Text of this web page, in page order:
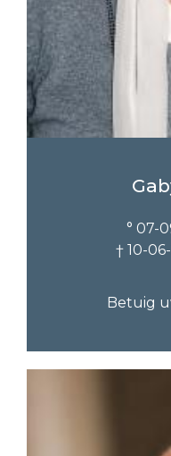
° 07-
† 10-
Betuig